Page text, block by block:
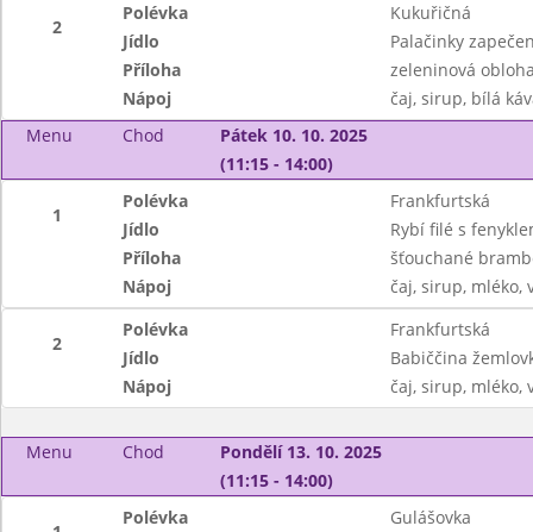
2
Polévka
Kukuřičná
Jídlo
Palačinky
Příloha
zeleninová
Nápoj
čaj, sirup, bílá
Menu
Chod
Pátek 10. 10. 2025
(11:15 - 14:00)
1
Polévka
Frankfurtská
Jídlo
Rybí filé s
Příloha
šťouchané
Nápoj
čaj, sirup, mléko,
2
Polévka
Frankfurtská
Jídlo
Babiččina
Nápoj
čaj, sirup, mléko,
Menu Chod
Pondělí 13. 10. 2025
(11:15 - 14:00)
Polévka
Gulášovka